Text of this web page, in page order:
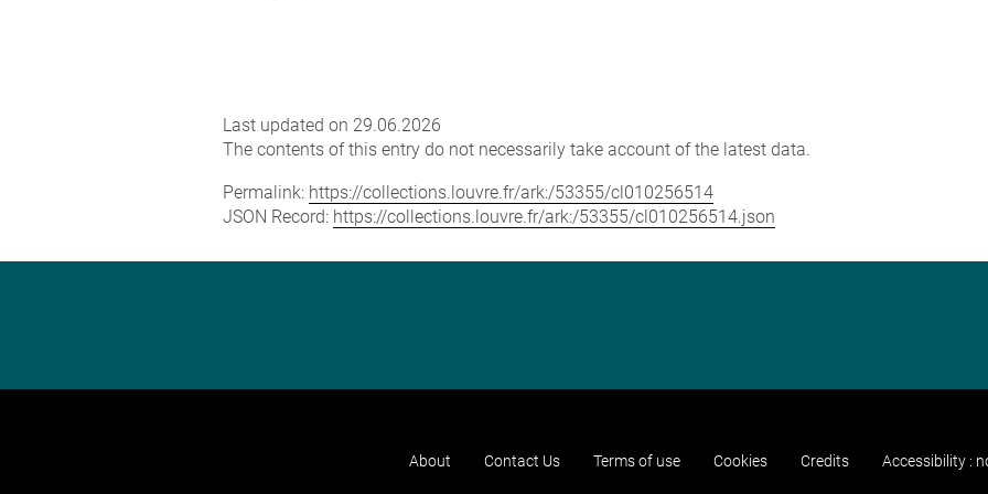
Last updated on 29.06.2026
The contents of this entry do not necessarily take account of the latest data.
Permalink: https://collections.louvre.fr/ark:/53355/cl010256514
JSON Record: https://collections.louvre.fr/ark:/53355/cl010256514.json
About Contact Us Terms of use Cookies Credits Accessibility :